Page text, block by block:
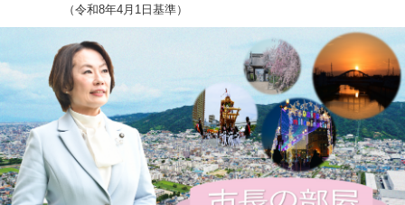
す
し
本
文
へ
（令和8年4月1日基準）